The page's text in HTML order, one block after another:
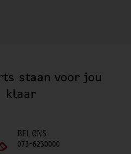
staan voor jou
klaar
BEL ONS
073-6230000